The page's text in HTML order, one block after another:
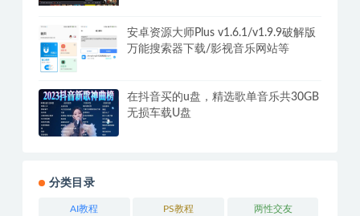
安卓资源大师Plus v1.6.1/v1.9.9破解版
万能搜索器下载/影视音乐网站等
在抖音买的u盘，精选歌单音乐共30GB
无损车载U盘
分类目录
AI教程 PS教程 两性交友